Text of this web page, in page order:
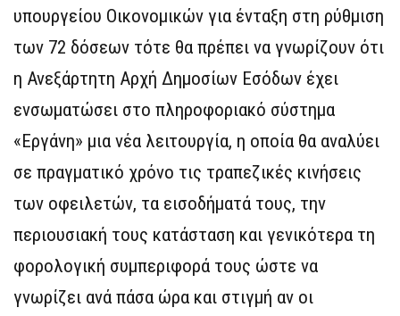
υπουργείου Οικονομικών για ένταξη στη ρύθμιση
των 72 δόσεων τότε θα πρέπει να γνωρίζουν ότι
η Ανεξάρτητη Αρχή Δημοσίων Εσόδων έχει
ενσωματώσει στο πληροφοριακό σύστημα
«Εργάνη» μια νέα λειτουργία, η οποία θα αναλύει
σε πραγματικό χρόνο τις τραπεζικές κινήσεις
των οφειλετών, τα εισοδήματά τους, την
περιουσιακή τους κατάσταση και γενικότερα τη
φορολογική συμπεριφορά τους ώστε να
γνωρίζει ανά πάσα ώρα και στιγμή αν οι